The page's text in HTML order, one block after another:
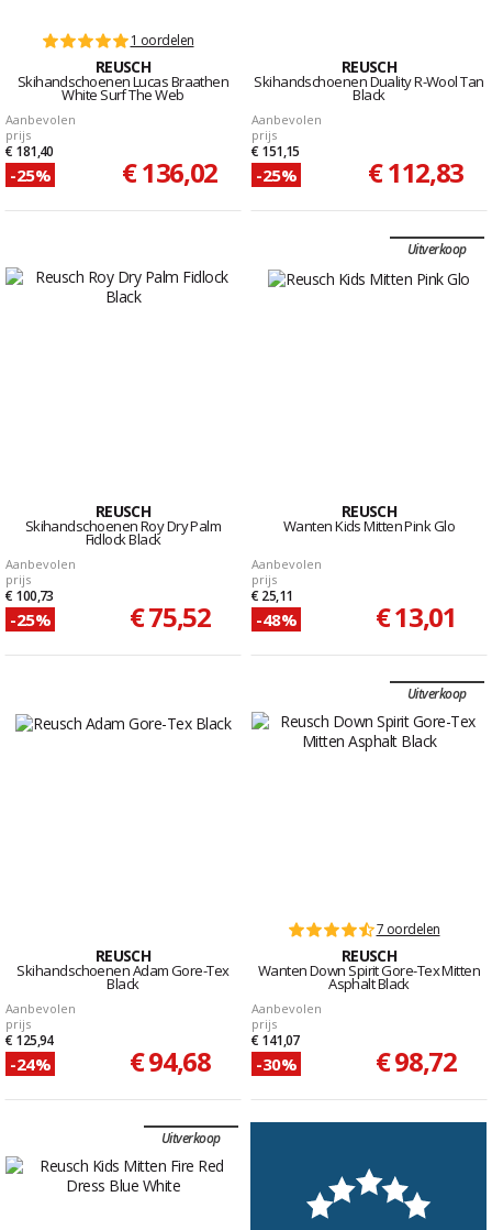
1 oordelen
REUSCH
Skihandschoenen Lucas Braathen
White Surf The Web
Aanbevolen
prijs
€ 181,40
-25% € 136,02
REUSCH
Skihandschoenen Duality R-Wool Tan
Black
Aanbevolen
prijs
€ 151,15
-25% € 112,83
REUSCH
Skihandschoenen Roy Dry Palm
Fidlock Black
Aanbevolen
prijs
€ 100,73
-25% € 75,52
Uitverkoop
REUSCH
Wanten Kids Mitten Pink Glo
Aanbevolen
prijs
€ 25,11
-48% € 13,01
REUSCH
Skihandschoenen Adam Gore-Tex
Black
Aanbevolen
prijs
€ 125,94
-24% € 94,68
Uitverkoop
7 oordelen
REUSCH
Wanten Down Spirit Gore-Tex Mitten
Asphalt Black
Aanbevolen
prijs
€ 141,07
-30% € 98,72
Uitverkoop